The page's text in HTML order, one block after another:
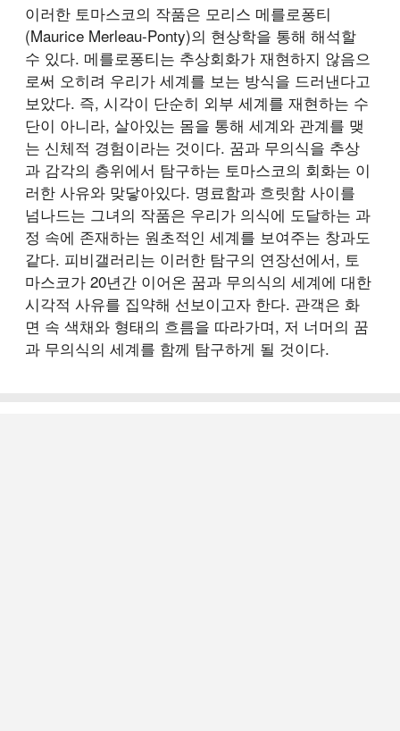
이러한 토마스코의 작품은 모리스 메를로퐁티
(Maurice Merleau-Ponty)의 현상학을 통해 해석할
수 있다. 메를로퐁티는 추상회화가 재현하지 않음으
로써 오히려 우리가 세계를 보는 방식을 드러낸다고
보았다. 즉, 시각이 단순히 외부 세계를 재현하는 수
단이 아니라, 살아있는 몸을 통해 세계와 관계를 맺
는 신체적 경험이라는 것이다. 꿈과 무의식을 추상
과 감각의 층위에서 탐구하는 토마스코의 회화는 이
러한 사유와 맞닿아있다. 명료함과 흐릿함 사이를
넘나드는 그녀의 작품은 우리가 의식에 도달하는 과
정 속에 존재하는 원초적인 세계를 보여주는 창과도
같다. 피비갤러리는 이러한 탐구의 연장선에서, 토
마스코가 20년간 이어온 꿈과 무의식의 세계에 대한
시각적 사유를 집약해 선보이고자 한다. 관객은 화
면 속 색채와 형태의 흐름을 따라가며, 저 너머의 꿈
과 무의식의 세계를 함께 탐구하게 될 것이다.